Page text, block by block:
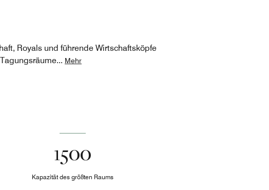
Royals und führende Wirtschaftsköpfe
... Mehr
1500
Kapazität des größten Raums